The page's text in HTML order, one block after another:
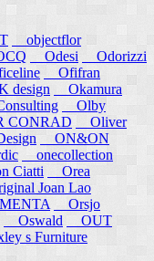
objectflor
Odesi
Odorizzi
Ofifran
design
Okamura
Olby
CONRAD
Oliver
ON&ON
onecollection
Ciatti
Orea
Joan Lao
Orsjo
Oswald
OUT
s Furniture